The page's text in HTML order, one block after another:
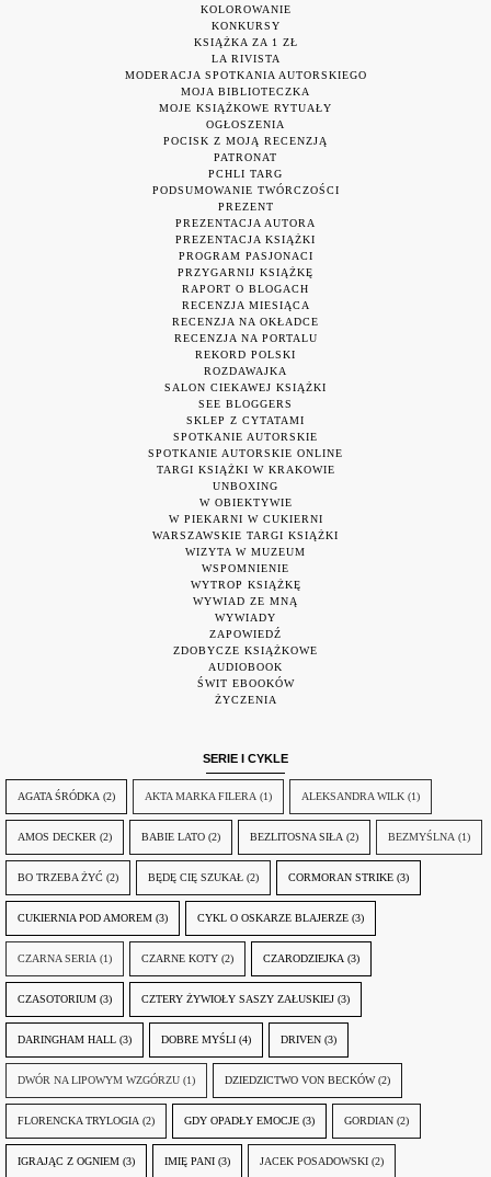
KOLOROWANIE
KONKURSY
KSIĄŻKA ZA 1 ZŁ
LA RIVISTA
MODERACJA SPOTKANIA AUTORSKIEGO
MOJA BIBLIOTECZKA
MOJE KSIĄŻKOWE RYTUAŁY
OGŁOSZENIA
POCISK Z MOJĄ RECENZJĄ
PATRONAT
PCHLI TARG
PODSUMOWANIE TWÓRCZOŚCI
PREZENT
PREZENTACJA AUTORA
PREZENTACJA KSIĄŻKI
PROGRAM PASJONACI
PRZYGARNIJ KSIĄŻKĘ
RAPORT O BLOGACH
RECENZJA MIESIĄCA
RECENZJA NA OKŁADCE
RECENZJA NA PORTALU
REKORD POLSKI
ROZDAWAJKA
SALON CIEKAWEJ KSIĄŻKI
SEE BLOGGERS
SKLEP Z CYTATAMI
SPOTKANIE AUTORSKIE
SPOTKANIE AUTORSKIE ONLINE
TARGI KSIĄŻKI W KRAKOWIE
UNBOXING
W OBIEKTYWIE
W PIEKARNI W CUKIERNI
WARSZAWSKIE TARGI KSIĄŻKI
WIZYTA W MUZEUM
WSPOMNIENIE
WYTROP KSIĄŻKĘ
WYWIAD ZE MNĄ
WYWIADY
ZAPOWIEDŹ
ZDOBYCZE KSIĄŻKOWE
AUDIOBOOK
ŚWIT EBOOKÓW
ŻYCZENIA
SERIE I CYKLE
AGATA ŚRÓDKA (2) AKTA MARKA FILERA (1) ALEKSANDRA WILK (1)
AMOS DECKER (2) BABIE LATO (2) BEZLITOSNA SIŁA (2) BEZMYŚLNA (1)
BO TRZEBA ŻYĆ (2) BĘDĘ CIĘ SZUKAŁ (2) CORMORAN STRIKE (3)
CUKIERNIA POD AMOREM (3) CYKL O OSKARZE BLAJERZE (3)
CZARNA SERIA (1) CZARNE KOTY (2) CZARODZIEJKA (3)
CZASOTORIUM (3) CZTERY ŻYWIOŁY SASZY ZAŁUSKIEJ (3)
DARINGHAM HALL (3) DOBRE MYŚLI (4) DRIVEN (3)
DWÓR NA LIPOWYM WZGÓRZU (1) DZIEDZICTWO VON BECKÓW (2)
FLORENCKA TRYLOGIA (2) GDY OPADŁY EMOCJE (3) GORDIAN (2)
IGRAJĄC Z OGNIEM (3) IMIĘ PANI (3) JACEK POSADOWSKI (2)